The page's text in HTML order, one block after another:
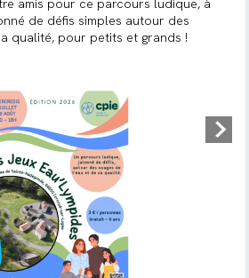
amis pour ce parcours ludique, à
de défis simples autour des
qualité, pour petits et grands !